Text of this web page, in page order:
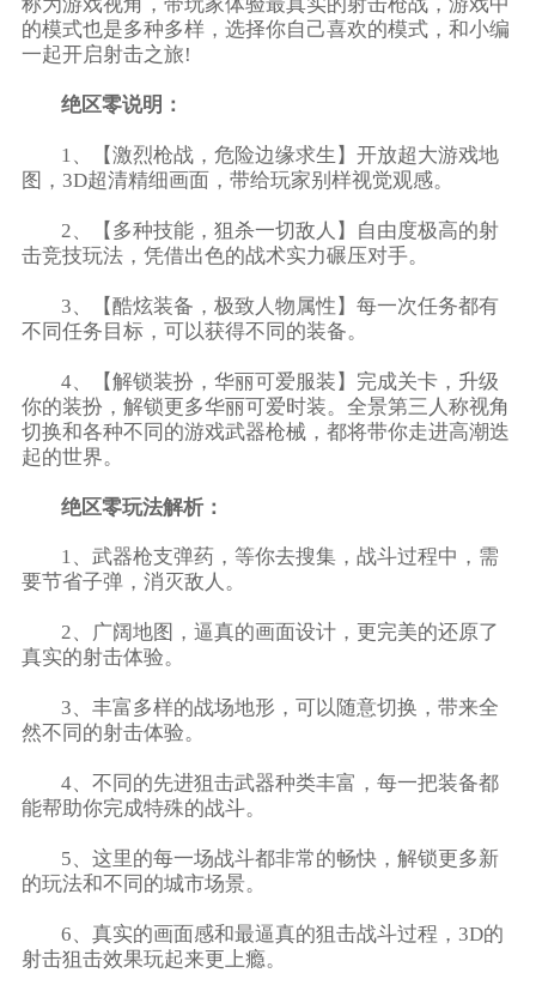
的模式也是多种多样，选择你自己喜欢的模式，和小编
一起开启射击之旅!
绝区零说明：
1、【激烈枪战，危险边缘求生】开放超大游戏地
图，3D超清精细画面，带给玩家别样视觉观感。
2、【多种技能，狙杀一切敌人】自由度极高的射
击竞技玩法，凭借出色的战术实力碾压对手。
3、【酷炫装备，极致人物属性】每一次任务都有
不同任务目标，可以获得不同的装备。
4、【解锁装扮，华丽可爱服装】完成关卡，升级
你的装扮，解锁更多华丽可爱时装。全景第三人称视角
切换和各种不同的游戏武器枪械，都将带你走进高潮迭
起的世界。
绝区零玩法解析：
1、武器枪支弹药，等你去搜集，战斗过程中，需
要节省子弹，消灭敌人。
2、广阔地图，逼真的画面设计，更完美的还原了
真实的射击体验。
3、丰富多样的战场地形，可以随意切换，带来全
然不同的射击体验。
4、不同的先进狙击武器种类丰富，每一把装备都
能帮助你完成特殊的战斗。
5、这里的每一场战斗都非常的畅快，解锁更多新
的玩法和不同的城市场景。
6、真实的画面感和最逼真的狙击战斗过程，3D的
射击狙击效果玩起来更上瘾。